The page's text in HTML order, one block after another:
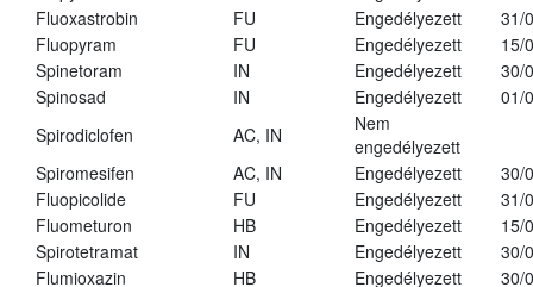
Fluoxastrobin
FU Engedélyezett
31/
Fluopyram
FU Engedélyezett
15/
Spinetoram
IN Engedélyezett
30/
Spinosad
IN Engedélyezett
01/
Spirodiclofen
AC, IN
Nem
engedélyezett
Spiromesifen
AC, IN Engedélyezett
30/
Fluopicolide
FU Engedélyezett
31/
Fluometuron
HB Engedélyezett
15/
Spirotetramat
IN Engedélyezett
30/
Flumioxazin
HB Engedélyezett
30/